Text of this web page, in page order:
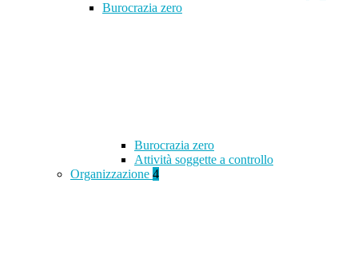
Burocrazia zero
Burocrazia zero
Attività soggette a controllo
Organizzazione 4